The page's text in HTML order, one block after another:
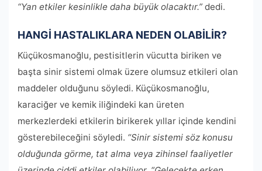
“Yan etkiler kesinlikle daha büyük olacaktır.” dedi.
HANGİ HASTALIKLARA NEDEN OLABİLİR?
Küçükosmanoğlu, pestisitlerin vücutta biriken ve
başta sinir sistemi olmak üzere olumsuz etkileri olan
maddeler olduğunu söyledi. Küçükosmanoğlu,
karaciğer ve kemik iliğindeki kan üreten
merkezlerdeki etkilerin birikerek yıllar içinde kendini
gösterebileceğini söyledi. “Sinir sistemi söz konusu
olduğunda görme, tat alma veya zihinsel faaliyetler